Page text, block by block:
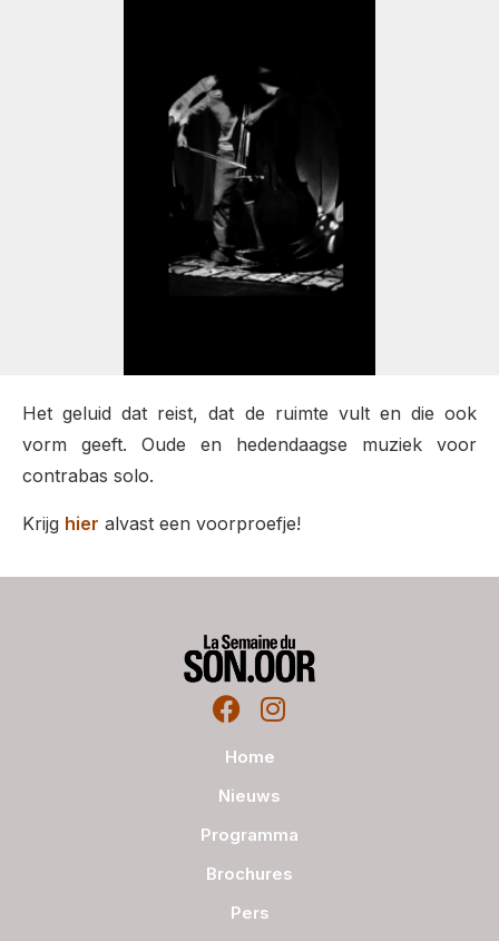
Het geluid dat reist, dat de ruimte vult en die ook
vorm geeft. Oude en hedendaagse muziek voor
contrabas solo.
Krijg hier alvast een voorproefje!
Home
Nieuws
Programma
Brochures
Pers